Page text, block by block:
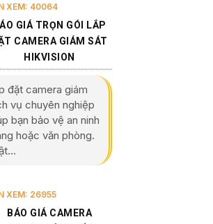
XEM: 40064
GIÁ TRỌN GÓI LẮP
CAMERA GIÁM SÁT
HIKVISION
đặt camera giám
vụ chuyên nghiệp
bạn bảo vệ an ninh
hoặc văn phòng.
XEM: 26955
BÁO GIÁ CAMERA